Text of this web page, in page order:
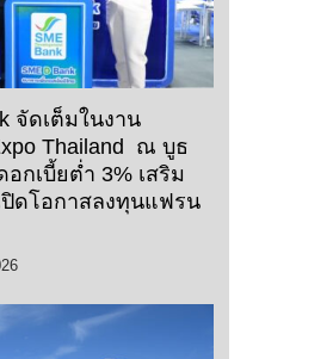
จัดเต็มในงาน
Thailand ณ บูธ
กเบี้ยต่ำ 3% เสริม
ปิดโอกาสลงทุนแฟรน